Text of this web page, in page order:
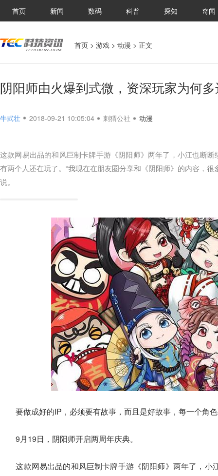
首页 新闻 数码 科普 探知 奇闻
首页 > 游戏 > 动漫 > 正文
阴阳师由火爆到式微，资深玩家为何多
牛弎壮 2018-09-21 10:05:04 刺猬公社 动漫
这款网易出品的和风巨制卡牌手游《阴阳师》两年了，小江也断
有两个人还在玩了。“我现在在朋友圈分享和《阴阳师》的内容，
说。
要做成好的IP，必须要有故事，而且是好故事，每一个角
9月19日，阴阳师开启两周年庆典。
这款网易出品的和风巨制卡牌手游《阴阳师》两年了，小